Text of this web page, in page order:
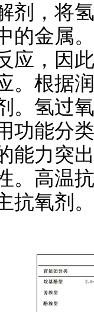
剂，将
的金属
应，因
。根据
。氢过
功能分
能力突
。高温
抗氧剂。